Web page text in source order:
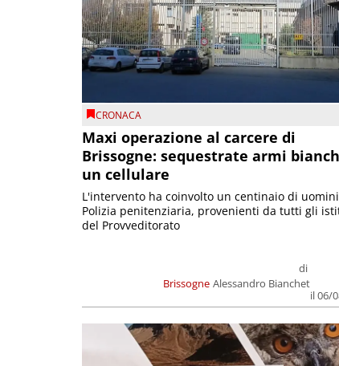
CRONACA
Maxi operazione al carcere di
Brissogne: sequestrate armi
un cellulare
Brissogne
di
Alessandro Bianchet
il 06/
L'intervento ha coinvolto un centinaio di
Polizia penitenziaria, provenienti da tutti gli
del Provveditorato